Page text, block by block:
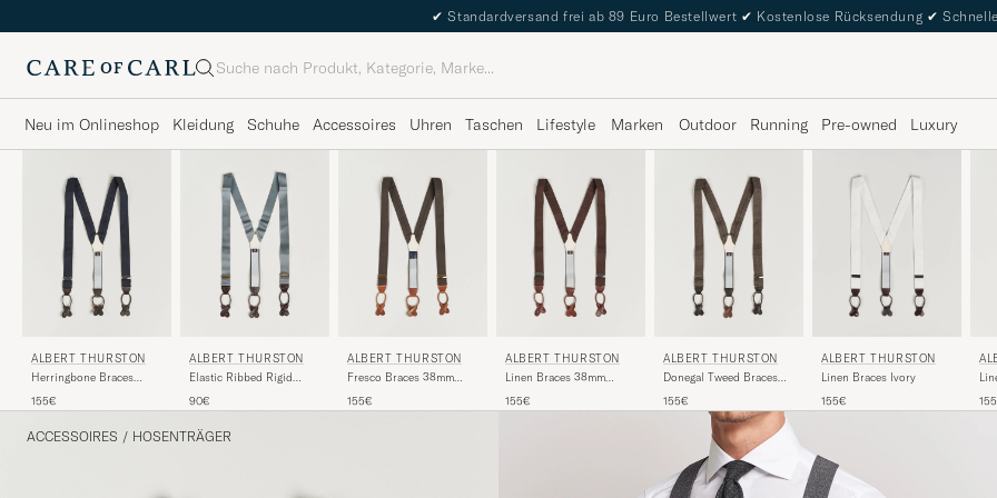
✔ Standardversand frei ab 89 Euro Bestellwert ✔ Kostenlose Rücksendung ✔
Suche
Neu im Onlineshop Kleidung Schuhe Accessoires Uhren Taschen Lifestyle Marken Outdoor Running Pre-owned Luxury
ALBERT THURSTON
Herringbone Braces
155€
ALBERT THURSTON
Elastic Ribbed Rigid
90€
ALBERT THURSTON
Fresco Braces 38mm
155€
ALBERT THURSTON
Linen Braces 38mm
155€
ALBERT THURSTON
Donegal Tweed Braces
155€
ALBERT THURSTON
Linen Braces Ivory
155€
ACCESSOIRES / HOSENTRÄGER